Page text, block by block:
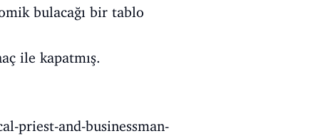
bulacağı bir tablo
ile kapatmış.
priest-and-businessman-